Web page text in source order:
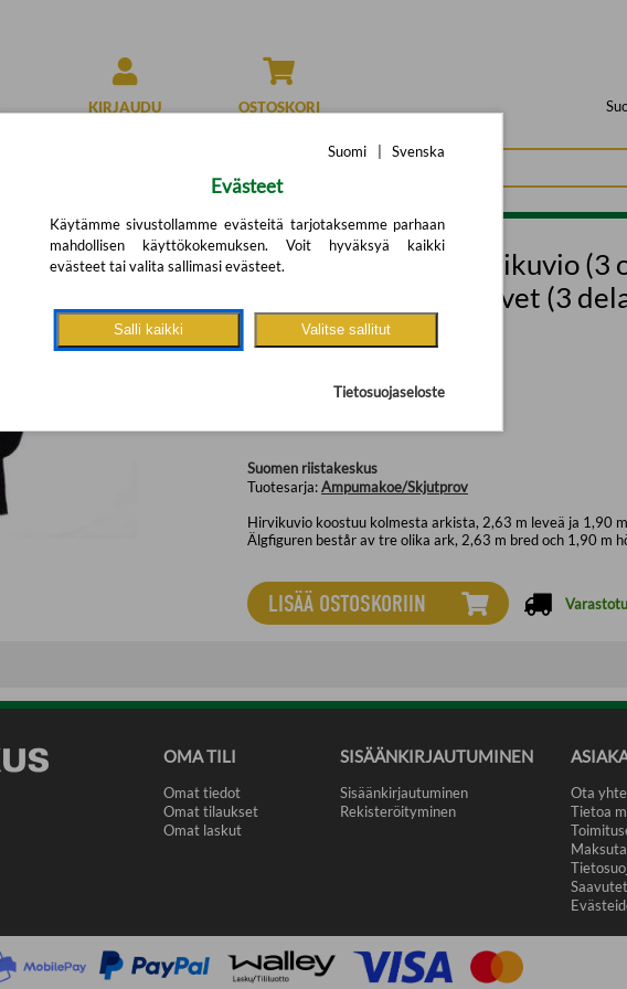
KIRJAUDU OSTOSKORI
Ampumakokeen hirvikuvio (3
Älgtavla till skjutprovet (3
(Arvostelut: 11)
14,50 €
Suomen riistakeskus
Tuotesarja:Ampumakoe/Skjutprov
Hirvikuvio koostuu kolmesta arkista, 2,63 m leveä ja 1,90
Älgfiguren består av tre olika ark, 2,63 m bred och 1,90 m
LISÄÄ OSTOSKORIIN
OMA TILI
Omat tiedot
Omat tilaukset
Omat laskut
SISÄÄNKIRJAUTUMINEN
Sisäänkirjautuminen
Rekisteröityminen
Ota
Tietoa
Suomi Svenska
Evästeet
Käytämme sivustollamme evästeitä tarjotaksemme parhaan
mahdollisen käyttökokemuksen. Voit hyväksyä kaikki
evästeet tai valita sallimasi evästeet.
Salli kaikki Valitse sallitut
Tietosuojaseloste